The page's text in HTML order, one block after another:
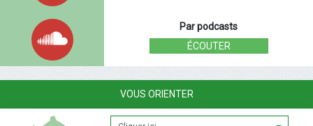
Par podcasts
ÉCOUTER
VOUS ORIENTER